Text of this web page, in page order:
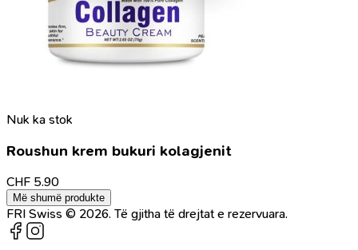
Nuk ka stok
Roushun krem bukuri kolagjenit
CHF 5.90
Më shumë produkte
FRI Swiss © 2026. Të gjitha të drejtat e rezervuara.